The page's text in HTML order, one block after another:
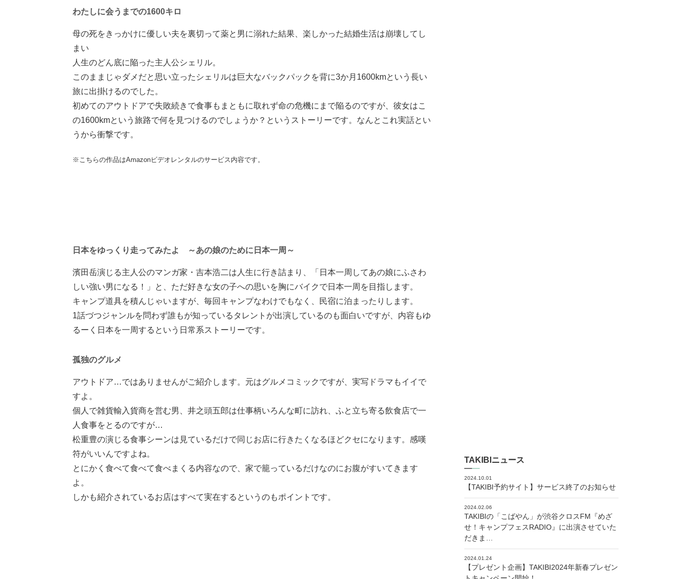
わたしに会うまでの1600キロ
母の死をきっかけに優しい夫を裏切って薬と男に溺れた結果、楽しかった結婚生活は崩壊してし
まい
人生のどん底に陥った主人公シェリル。
このままじゃダメだと思い立ったシェリルは巨大なバックパックを背に3か月1600kmという長い
旅に出掛けるのでした。
初めてのアウトドアで失敗続きで食事もまともに取れず命の危機にまで陥るのですが、彼女はこ
の1600kmという旅路で何を見つけるのでしょうか？というストーリーです。なんとこれ実話とい
うから衝撃です。
※こちらの作品はAmazonビデオレンタルのサービス内容です。
日本をゆっくり走ってみたよ ～あの娘のために日本一周～
濱田岳演じる主人公のマンガ家・吉本浩二は人生に行き詰まり、「日本一周してあの娘にふさわ
しい強い男になる！」と、ただ好きな女の子への思いを胸にバイクで日本一周を目指します。
キャンプ道具を積んじゃいますが、毎回キャンプなわけでもなく、民宿に泊まったりします。
1話づつジャンルを問わず誰もが知っているタレントが出演しているのも面白いですが、内容もゆ
るーく日本を一周するという日常系ストーリーです。
孤独のグルメ
アウトドア…ではありませんがご紹介します。元はグルメコミックですが、実写ドラマもイイで
すよ。
個人で雑貨輸入貨商を営む男、井之頭五郎は仕事柄いろんな町に訪れ、ふと立ち寄る飲食店で一
人食事をとるのですが…
松重豊の演じる食事シーンは見ているだけで同じお店に行きたくなるほどクセになります。感嘆
符がいいんですよね。
とにかく食べて食べて食べまくる内容なので、家で籠っているだけなのにお腹がすいてきます
よ。
しかも紹介されているお店はすべて実在するというのもポイントです。
TAKIBIニュース
2024.10.01
【TAKIBI予約サイト】サービス終了のお知らせ
2024.02.06
TAKIBIの「こばやん」が渋谷クロスFM『めざ
せ！キャンプフェスRADIO』に出演させていた
だきま…
2024.01.24
【プレゼント企画】TAKIBI2024年新春プレゼン